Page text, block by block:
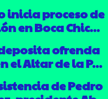
inicia proceso de
en Boca Chic...
deposita ofrenda
el Altar de la P...
de Pedro